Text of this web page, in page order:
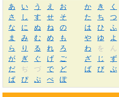
あ
い う え お か き く
さ
し す せ そ た ち つ
な
に ぬ ね の は ひ ふ
ま
み む め も や ゆ
よ
ら
り る れ ろ わ を
ん
が
ぎ ぐ げ ご ざ じ ず
だ
ぢ づ で ど ば び ぶ
ぱ
ぴ ぷ ぺ ぽ